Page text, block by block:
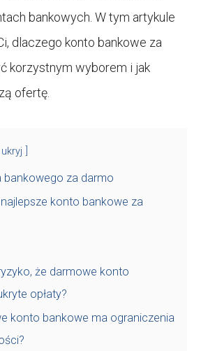
bankowych. W tym artykule
dlaczego konto bankowe za
korzystnym wyborem i jak
ofertę.
ukryj
bankowego za darmo
konto bankowe za
że darmowe konto
opłaty?
konto bankowe ma ograniczenia